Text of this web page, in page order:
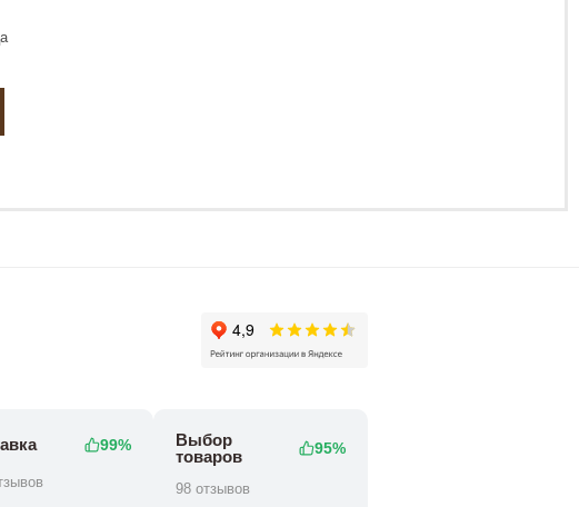
99%
Выбор
товаров
95%
98 отзывов